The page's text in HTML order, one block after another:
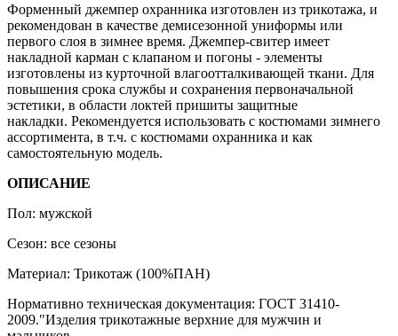
Форменный джемпер охранника изготовлен из трикотажа, и
рекомендован в качестве демисезонной униформы или
первого слоя в зимнее время. Джемпер-свитер имеет
накладной карман с клапаном и погоны - элементы
изготовлены из курточной влагоотталкивающей ткани. Для
повышения срока службы и сохранения первоначальной
эстетики, в области локтей пришиты защитные
накладки. Рекомендуется использовать с костюмами зимнего
ассортимента, в т.ч. с костюмами охранника и как
самостоятельную модель.
ОПИСАНИЕ
Пол: мужской
Сезон: все сезоны
Материал: Трикотаж (100%ПАН)
Нормативно техническая документация: ГОСТ 31410-
2009."Изделия трикотажные верхние для мужчин и